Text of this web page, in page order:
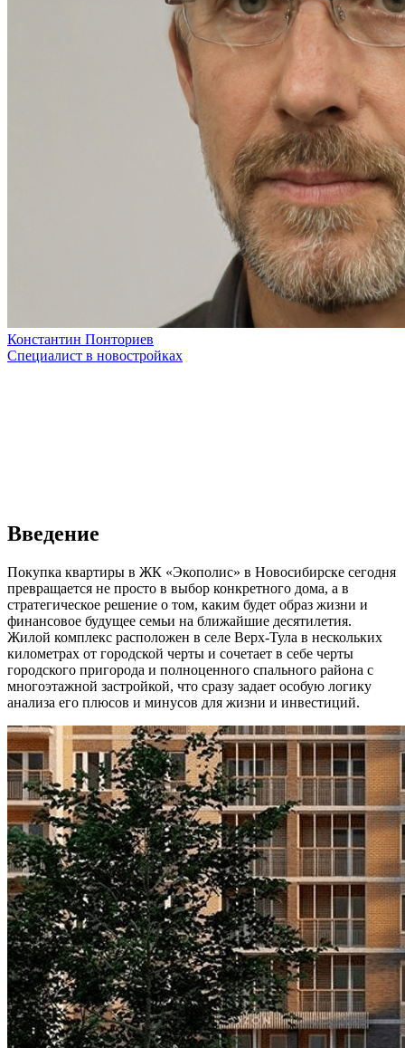
Константин Понториев
Специалист в новостройках
Введение
Покупка квартиры в ЖК «Экополис» в Новосибирске сегодня
превращается не просто в выбор конкретного дома, а в
стратегическое решение о том, каким будет образ жизни и
финансовое будущее семьи на ближайшие десятилетия.
Жилой комплекс расположен в селе Верх-Тула в нескольких
километрах от городской черты и сочетает в себе черты
городского пригорода и полноценного спального района с
многоэтажной застройкой, что сразу задает особую логику
анализа его плюсов и минусов для жизни и инвестиций.